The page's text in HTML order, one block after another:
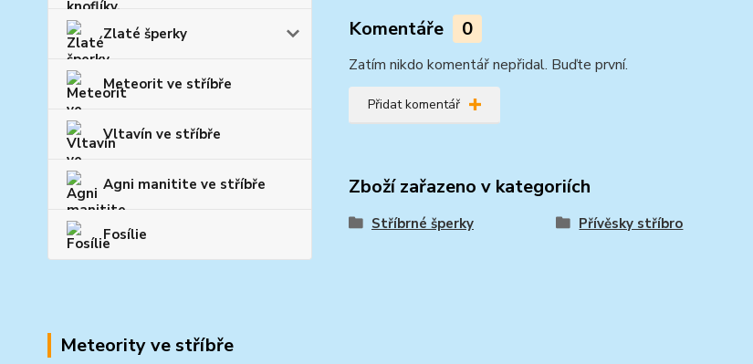
Zlaté šperky
Meteorit ve stříbře
Vltavín ve stříbře
Agni manitite ve stříbře
Fosílie
Meteority ve stříbře
Komentáře 0
Zatím nikdo komentář nepřidal. Buďte první.
Přidat komentář
Zboží zařazeno v kategoriích
Stříbrné šperky Přívěsky stříbro